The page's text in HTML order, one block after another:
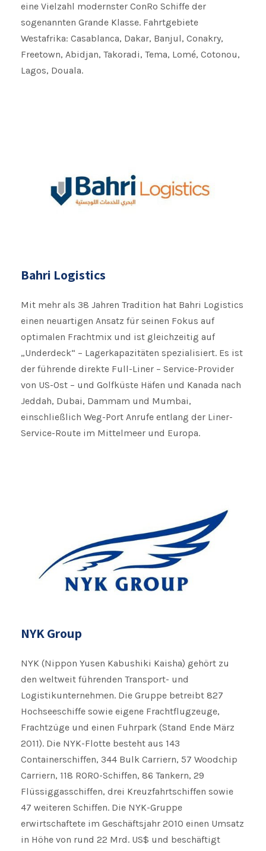
eine Vielzahl modernster ConRo Schiffe der
sogenannten Grande Klasse. Fahrtgebiete
Westafrika: Casablanca, Dakar, Banjul, Conakry,
Freetown, Abidjan, Takoradi, Tema, Lomé, Cotonou,
Lagos, Douala.
Bahri Logistics
Mit mehr als 38 Jahren Tradition hat Bahri Logistics
einen neuartigen Ansatz für seinen Fokus auf
optimalen Frachtmix und ist gleichzeitig auf
„Underdeck“ – Lagerkapazitäten spezialisiert. Es ist
der führende direkte Full-Liner – Service-Provider
von US-Ost – und Golfküste Häfen und Kanada nach
Jeddah, Dubai, Dammam und Mumbai,
einschließlich Weg-Port Anrufe entlang der Liner-
Service-Route im Mittelmeer und Europa.
NYK Group
NYK (Nippon Yusen Kabushiki Kaisha) gehört zu
den weltweit führenden Transport- und
Logistikunternehmen. Die Gruppe betreibt 827
Hochseeschiffe sowie eigene Frachtflugzeuge,
Frachtzüge und einen Fuhrpark (Stand Ende März
2011). Die NYK-Flotte besteht aus 143
Containerschiffen, 344 Bulk Carriern, 57 Woodchip
Carriern, 118 RORO-Schiffen, 86 Tankern, 29
Flüssiggasschiffen, drei Kreuzfahrtschiffen sowie
47 weiteren Schiffen. Die NYK-Gruppe
erwirtschaftete im Geschäftsjahr 2010 einen Umsatz
in Höhe von rund 22 Mrd. US$ und beschäftigt